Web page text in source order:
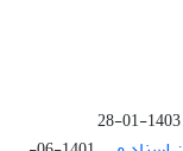
1403-01-28